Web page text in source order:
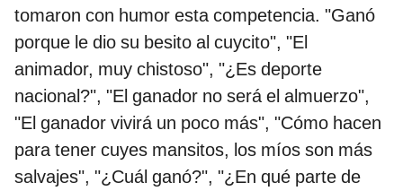
tomaron con humor esta competencia. "Ganó
porque le dio su besito al cuycito", "El
animador, muy chistoso", "¿Es deporte
nacional?", "El ganador no será el almuerzo",
"El ganador vivirá un poco más", "Cómo hacen
para tener cuyes mansitos, los míos son más
salvajes", "¿Cuál ganó?", "¿En qué parte de